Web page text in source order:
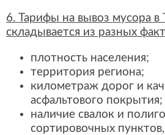
6. Тарифы на вывоз мусора в
складывается из разных
плотность населения;
территория региона;
километраж дорог и
асфальтового покрытия;
наличие свалок и
сортировочных